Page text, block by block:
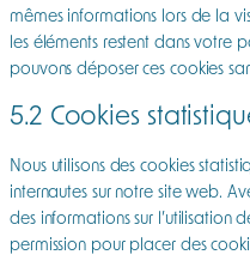
mêmes informations lors de la
les éléments restent dans votre
pouvons déposer ces cookies
5.2 Cookies
Nous utilisons des cookies
internautes sur notre site web.
des informations sur l’utilisation
permission pour placer des